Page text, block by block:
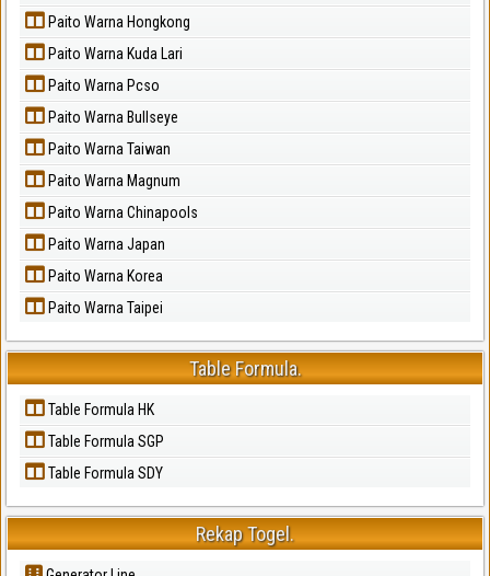
Paito Warna Hongkong
Paito Warna Kuda Lari
Paito Warna Pcso
Paito Warna Bullseye
Paito Warna Taiwan
Paito Warna Magnum
Paito Warna Chinapools
Paito Warna Japan
Paito Warna Korea
Paito Warna Taipei
Table Formula.
Table Formula HK
Table Formula SGP
Table Formula SDY
Rekap Togel.